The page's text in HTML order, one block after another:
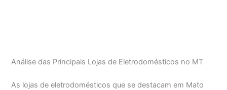
Análise das Principais Lojas de Eletrodomésticos no MT
As lojas de eletrodomésticos que se destacam em Mato